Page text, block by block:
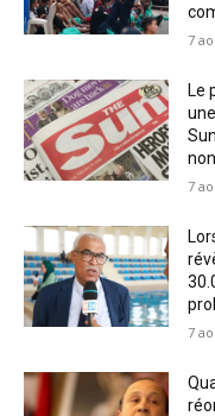
7
Le
7
7